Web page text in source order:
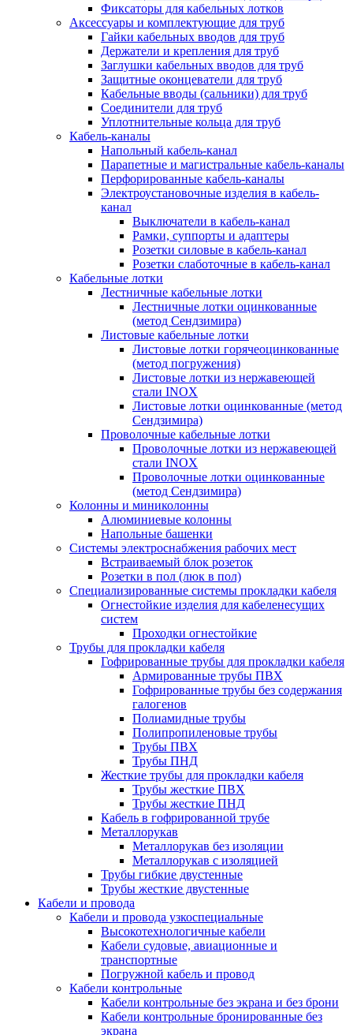
Фиксаторы для кабельных лотков
Аксессуары и комплектующие для труб
Гайки кабельных вводов для труб
Держатели и крепления для труб
Заглушки кабельных вводов для труб
Защитные оконцеватели для труб
Кабельные вводы (сальники) для труб
Соединители для труб
Уплотнительные кольца для труб
Кабель-каналы
Напольный кабель-канал
Парапетные и магистральные кабель-каналы
Перфорированные кабель-каналы
Электроустановочные изделия в кабель-
канал
Выключатели в кабель-канал
Рамки, суппорты и адаптеры
Розетки силовые в кабель-канал
Розетки слаботочные в кабель-канал
Кабельные лотки
Лестничные кабельные лотки
Лестничные лотки оцинкованные
(метод Сендзимира)
Листовые кабельные лотки
Листовые лотки горячеоцинкованные
(метод погружения)
Листовые лотки из нержавеющей
стали INOX
Листовые лотки оцинкованные (метод
Сендзимира)
Проволочные кабельные лотки
Проволочные лотки из нержавеющей
стали INOX
Проволочные лотки оцинкованные
(метод Сендзимира)
Колонны и миниколонны
Алюминиевые колонны
Напольные башенки
Системы электроснабжения рабочих мест
Встраиваемый блок розеток
Розетки в пол (люк в пол)
Специализированные системы прокладки кабеля
Огнестойкие изделия для кабеленесущих
систем
Проходки огнестойкие
Трубы для прокладки кабеля
Гофрированные трубы для прокладки кабеля
Армированные трубы ПВХ
Гофрированные трубы без содержания
галогенов
Полиамидные трубы
Полипропиленовые трубы
Трубы ПВХ
Трубы ПНД
Жесткие трубы для прокладки кабеля
Трубы жесткие ПВХ
Трубы жесткие ПНД
Кабель в гофрированной трубе
Металлорукав
Металлорукав без изоляции
Металлорукав с изоляцией
Трубы гибкие двустенные
Трубы жесткие двустенные
Кабели и провода
Кабели и провода узкоспециальные
Высокотехнологичные кабели
Кабели судовые, авиационные и
транспортные
Погружной кабель и провод
Кабели контрольные
Кабели контрольные без экрана и без брони
Кабели контрольные бронированные без
экрана